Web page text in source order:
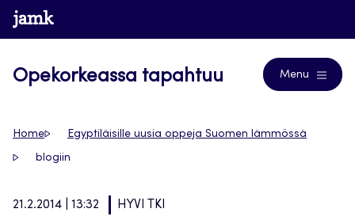
Siirry
suoraan
www.jamk.fi
Opekorkeassa tapahtuu Menu
Home Egyptiläisille uusia oppeja Suomen lämmössä
blogiin
21.2.2014 | 13:32 HYVI TKI